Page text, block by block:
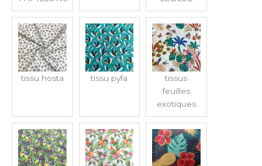
tissu hosta tissu pyfa
tissus
feuilles
exotiques